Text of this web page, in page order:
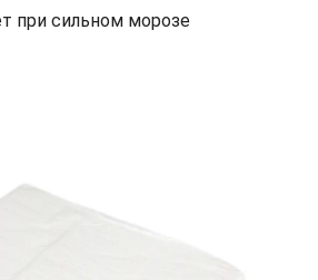
при сильном морозе